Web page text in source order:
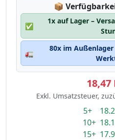
📦 Lagerstatus:
✅
1x auf Lager –
🚛
80x im Außenlager
18,47
Exkl. Umsatzsteuer,
5+
10+
15+